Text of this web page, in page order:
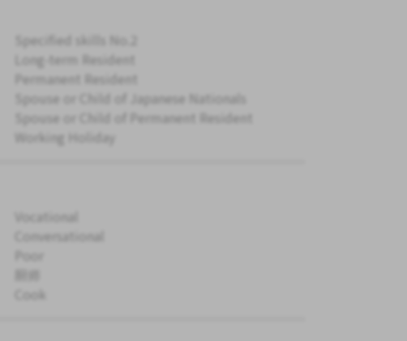
Specified skills No.2
Long-term Resident
Permanent Resident
Spouse or Child of Japanese Nationals
Spouse or Child of Permanent Resident
Working Holiday
Vocational
Conversational
Poor
Cook